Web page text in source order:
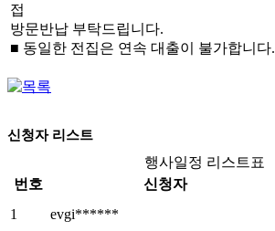
접
방문반납 부탁드립니다.
■ 동일한 전집은 연속 대출이 불가합니다.
신청자 리스트
행사일정 리스트표
번호
신청자
1
evgi******